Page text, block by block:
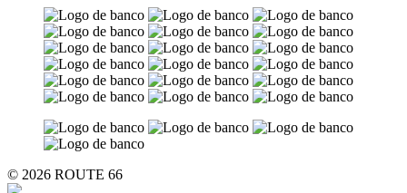
© 2026 ROUTE 66